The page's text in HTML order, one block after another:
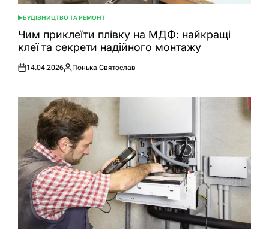
ОПУБЛІКУВАТИ
У
БУДІВНИЦТВО ТА РЕМОНТ
Чим приклеїти плівку на МДФ: найкращі
клеї та секрети надійного монтажу
Оприлюднено
14.04.2026
Опубліковано
Понька Святослав